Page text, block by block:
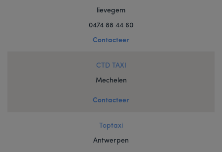
lievegem
0474 88 44 60
Contacteer
CTD TAXI
Mechelen
Contacteer
Toptaxi
Antwerpen